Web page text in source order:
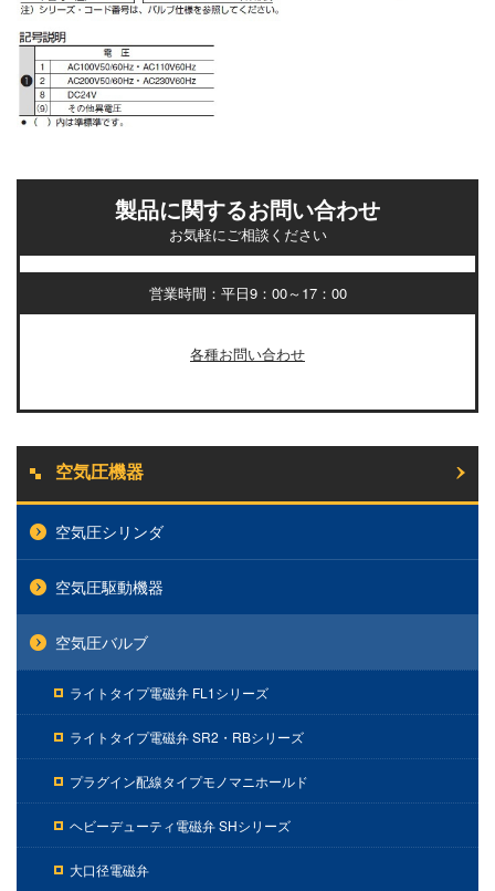
製品に関するお問い合わせ
お気軽にご相談ください
営業時間：平日9：00～17：00
各種お問い合わせ
空気圧機器
空気圧シリンダ
空気圧駆動機器
空気圧バルブ
ライトタイプ電磁弁 FL1シリーズ
ライトタイプ電磁弁 SR2・RBシリーズ
プラグイン配線タイプモノマニホールド
ヘビーデューティ電磁弁 SHシリーズ
大口径電磁弁